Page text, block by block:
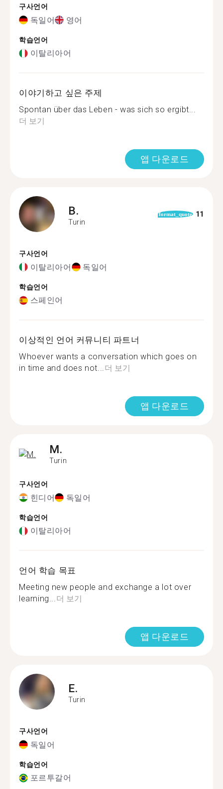
구사언어
독일어 영어
학습언어
이탈리아어
이야기하고 싶은 주제
Spontan über das Leben - was sich so ergibt...
더 보기
앱 다운로드
B.
Turin
format_quote 11
구사언어
이탈리아어 독일어
학습언어
스페인어
이상적인 언어 커뮤니티 파트너
Whoever wants a conversation which goes on
in time and does not...더 보기
앱 다운로드
M.
Turin
구사언어
힌디어 독일어
학습언어
이탈리아어
언어 학습 목표
Meeting new people and exchange a lot over
learning...더 보기
앱 다운로드
E.
Turin
구사언어
독일어
학습언어
포르투갈어